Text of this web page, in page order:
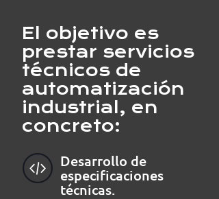
El objetivo es
prestar servicios
técnicos de
automatización
industrial, en
concreto:
Desarrollo de
especificaciones
técnicas.